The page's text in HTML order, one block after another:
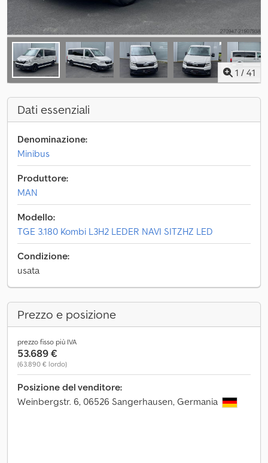
1 / 41
Dati essenziali
Denominazione:
Minibus
Produttore:
MAN
Modello:
TGE 3.180 Kombi L3H2 LEDER NAVI SITZHZ LED
Condizione:
usata
Prezzo e posizione
prezzo fisso più IVA
53.689 €
(63.890 € lordo)
Posizione del venditore:
Weinbergstr. 6, 06526 Sangerhausen, Germania